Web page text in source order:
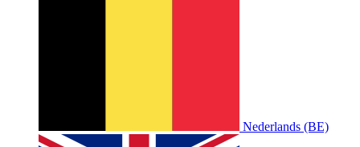
Nederlands (BE)